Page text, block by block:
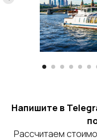
Напишите в
Рассчитаем